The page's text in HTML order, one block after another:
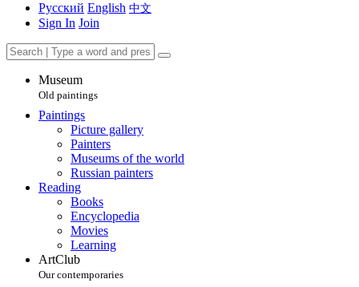
Русский English 中文
Sign In Join
Museum
Old paintings
Paintings
Picture gallery
Painters
Museums of the world
Russian painters
Reading
Books
Encyclopedia
Movies
Learning
ArtClub
Our contemporaries